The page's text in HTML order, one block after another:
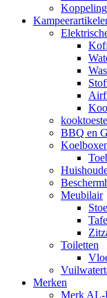
BBQ en
Meubilair
Toiletten
Merken
Merk